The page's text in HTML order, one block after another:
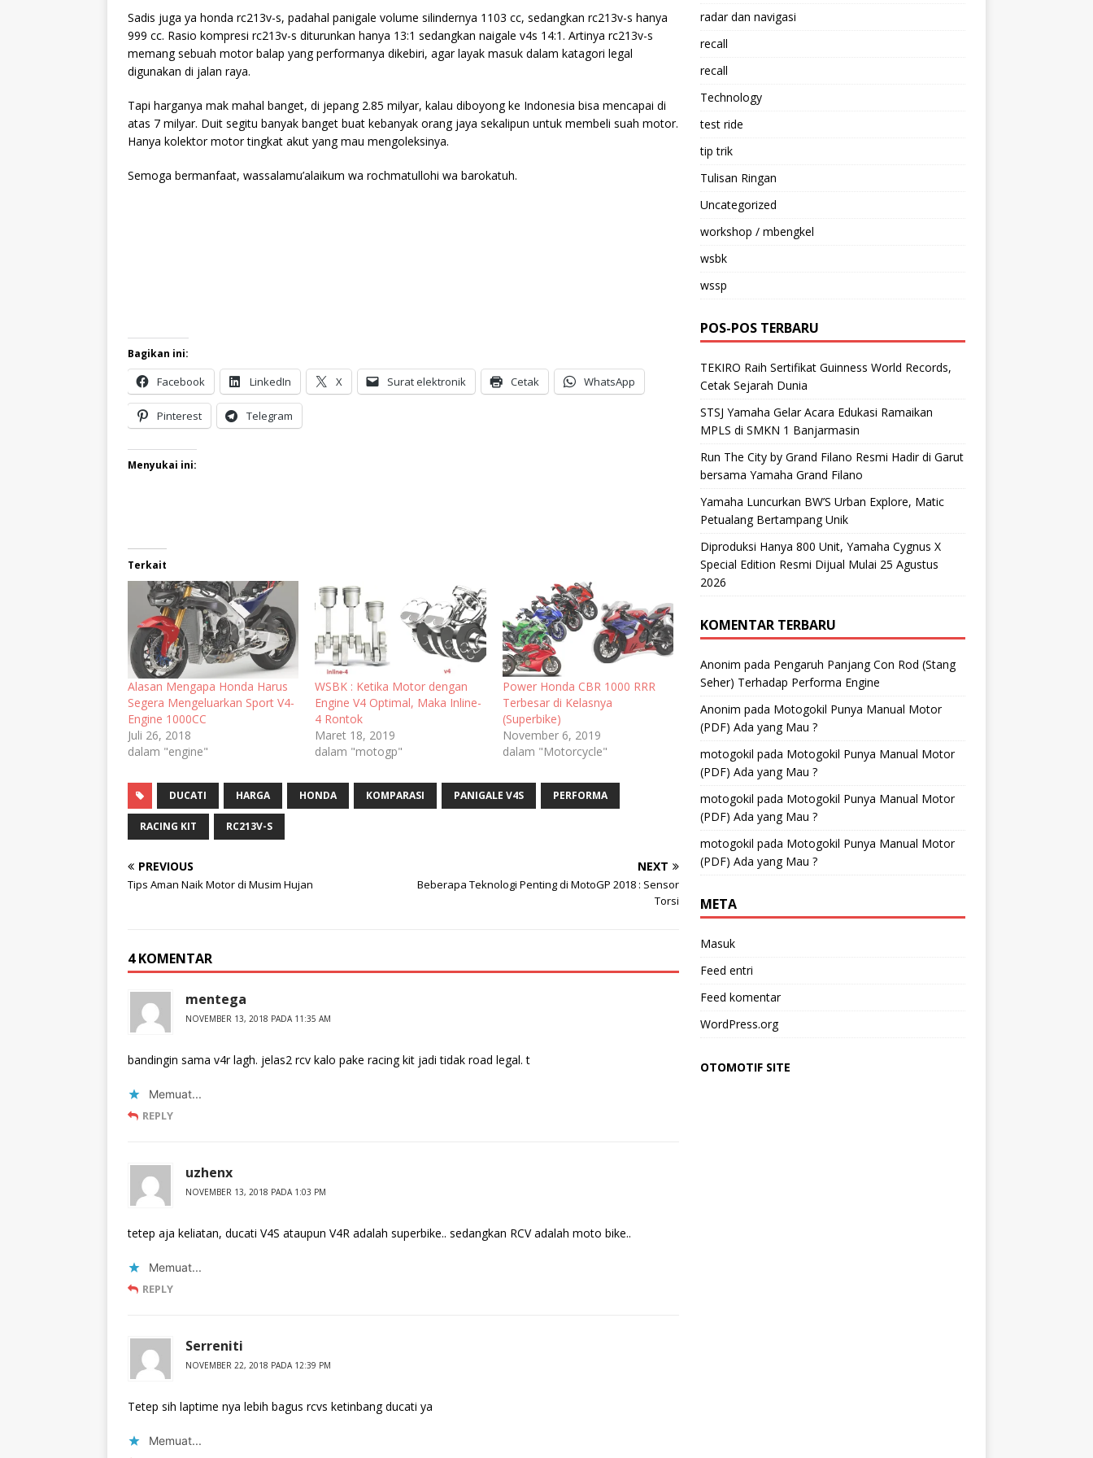
Sadis juga ya honda rc213v-s, padahal panigale volume silindernya 1103 cc, sedangkan rc213v-s hanya
999 cc. Rasio kompresi rc213v-s diturunkan hanya 13:1 sedangkan naigale v4s 14:1. Artinya rc213v-s
memang sebuah motor balap yang performanya dikebiri, agar layak masuk dalam katagori legal
digunakan di jalan raya.
Tapi harganya mak mahal banget, di jepang 2.85 milyar, kalau diboyong ke Indonesia bisa mencapai di
atas 7 milyar. Duit segitu banyak banget buat kebanyak orang jaya sekalipun untuk membeli suah motor.
Hanya kolektor motor tingkat akut yang mau mengoleksinya.
Semoga bermanfaat, wassalamu’alaikum wa rochmatullohi wa barokatuh.
Bagikan ini:
Facebook LinkedIn X Surat elektronik Cetak WhatsApp
Pinterest Telegram
Menyukai ini:
Terkait
Alasan Mengapa Honda Harus
Segera Mengeluarkan Sport V4-
Engine 1000CC
Juli 26, 2018
dalam "engine"
WSBK : Ketika Motor dengan
Engine V4 Optimal, Maka Inline-
4 Rontok
Maret 18, 2019
dalam "motogp"
Power Honda CBR 1000 RRR
Terbesar di Kelasnya
(Superbike)
November 6, 2019
dalam "Motorcycle"
DUCATI HARGA HONDA KOMPARASI PANIGALE V4S PERFORMA
RACING KIT RC213V-S
PREVIOUS
Tips Aman Naik Motor di Musim Hujan
NEXT
Beberapa Teknologi Penting di MotoGP 2018 : Sensor
Torsi
4 KOMENTAR
mentega
NOVEMBER 13, 2018 PADA 11:35 AM
bandingin sama v4r lagh. jelas2 rcv kalo pake racing kit jadi tidak road legal. t
Memuat...
REPLY
uzhenx
NOVEMBER 13, 2018 PADA 1:03 PM
tetep aja keliatan, ducati V4S ataupun V4R adalah superbike.. sedangkan RCV adalah moto bike..
Memuat...
REPLY
Serreniti
NOVEMBER 22, 2018 PADA 12:39 PM
Tetep sih laptime nya lebih bagus rcvs ketinbang ducati ya
Memuat...
radar dan navigasi
recall
recall
Technology
test ride
tip trik
Tulisan Ringan
Uncategorized
workshop / mbengkel
wsbk
wssp
POS-POS TERBARU
TEKIRO Raih Sertifikat Guinness World Records,
Cetak Sejarah Dunia
STSJ Yamaha Gelar Acara Edukasi Ramaikan
MPLS di SMKN 1 Banjarmasin
Run The City by Grand Filano Resmi Hadir di Garut
bersama Yamaha Grand Filano
Yamaha Luncurkan BW’S Urban Explore, Matic
Petualang Bertampang Unik
Diproduksi Hanya 800 Unit, Yamaha Cygnus X
Special Edition Resmi Dijual Mulai 25 Agustus
2026
KOMENTAR TERBARU
Anonim pada Pengaruh Panjang Con Rod (Stang
Seher) Terhadap Performa Engine
Anonim pada Motogokil Punya Manual Motor
(PDF) Ada yang Mau ?
motogokil pada Motogokil Punya Manual Motor
(PDF) Ada yang Mau ?
motogokil pada Motogokil Punya Manual Motor
(PDF) Ada yang Mau ?
motogokil pada Motogokil Punya Manual Motor
(PDF) Ada yang Mau ?
META
Masuk
Feed entri
Feed komentar
WordPress.org
OTOMOTIF SITE